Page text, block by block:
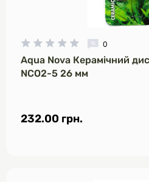
0
Aqua Nova Керамічний
NCO2-5 26 мм
232.00 грн.